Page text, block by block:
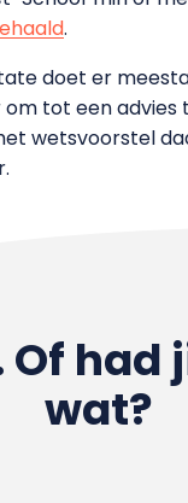
.
doet er
tot een advies
wetsvoorstel
Of had
wat?